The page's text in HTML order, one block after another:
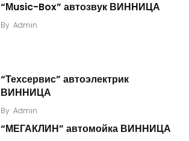
“Мusic-Box” автозвук ВИННИЦА
By Admin
“Техсервис” автоэлектрик
ВИННИЦА
By Admin
“МЕГАКЛИН” автомойка ВИННИЦА